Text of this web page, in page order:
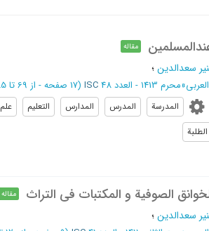
مقاله
سعدالدین؛
»محرم 1413 - العدد 48 ISC (‎17 صفحه - از 69 تا 85
المدرسة المدرس المدارس التعلیم علم
الطلبة
الصوفیة و المکتبات فی التراث مقاله
سعدالدین؛